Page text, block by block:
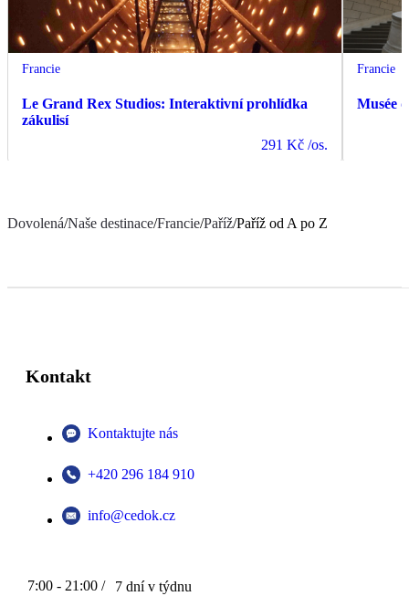
Francie
Le Grand Rex Studios: Interaktivní prohlídka
zákulisí
291 Kč /os.
Francie
Musée
Dovolená/Naše destinace/Francie/Paříž/Paříž od A po Z
Kontakt
Kontaktujte nás
+420 296 184 910
info@cedok.cz
7:00 - 21:00 / 7 dní v týdnu